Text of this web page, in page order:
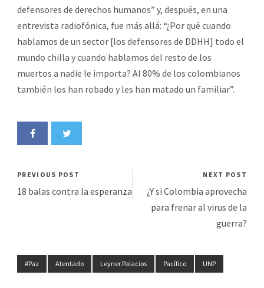
defensores de derechos humanos” y, después, en una
entrevista radiofónica, fue más allá: “¿Por qué cuando
hablamos de un sector [los defensores de DDHH] todo el
mundo chilla y cuando hablamos del resto de los
muertos a nadie le importa? Al 80% de los colombianos
también los han robado y les han matado un familiar”.
PREVIOUS POST
18 balas contra la esperanza
NEXT POST
¿Y si Colombia aprovecha
para frenar al virus de la
guerra?
#Paz Atentado Leyner Palacios Pacífico UNP